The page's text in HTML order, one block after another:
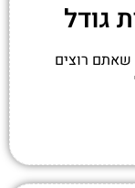
גודל
רוצים